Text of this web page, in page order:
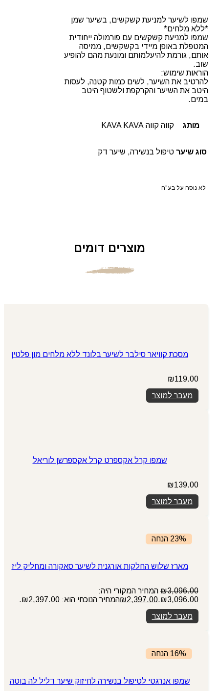
שמפו לשיער למניעת קשקשים, בשיער שמן
*ללא מלחים*
שמפו למניעת קשקשים עם פורמולה ייחודית
המטפלת באופן מיידי בקשקשים, ממיסה
אותם, גורמת להיעלמותם ומונעת מהם להופיע
שוב.
הוראות שימוש:
להרטיב את השיער, לשים כמות קטנה, לעסות
היטב את השיער והקרקפת ולשטוף היטב
במים.
מותג קווה קווה KAVA KAVA
סוג שיער טיפול בנשירה, שיער דק
לא נוסה על בע"ח
מוצרים דומים
מסכת קוויאר סילבר לשיער בלונד ללא מלחים מון פלטין
₪119.00
מעבר למוצר
שמפו קרל אקספרט קרל אקספרשן לוריאל
₪139.00
מעבר למוצר
23% הנחה
מארז שלוש החלקות אורגנית לשיער סאקורה ומחליק ליז
₪3,096.00
המחיר המקורי היה:
₪3,096.00.
₪2,397.00
המחיר הנוכחי הוא: ₪2,397.00.
מעבר למוצר
16% הנחה
שמפו אנרגטי לטיפול בנשירה לחיזוק שיער דליל לה בוטה